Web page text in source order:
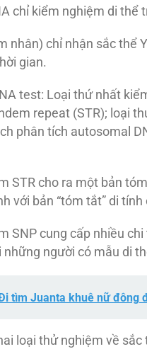
chỉ kiểm nghiệm di thể
nhân) chỉ nhận sắc thể
gian.
test: Loại thứ nhất
repeat (STR); loại
phân tích autosomal
STR cho ra một bản
với bản “tóm tắt” di
SNP cung cấp nhiều
những người có mẫu di
tìm Juanta khuê nữ đông
loại thử nghiệm về